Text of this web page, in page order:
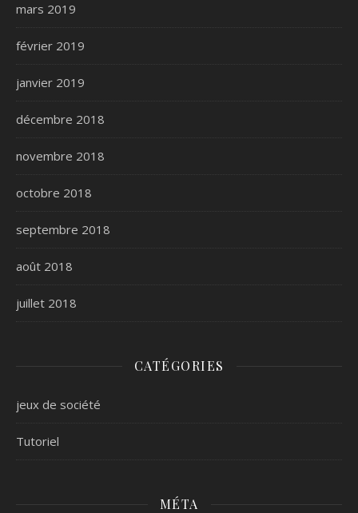
mars 2019
février 2019
janvier 2019
décembre 2018
novembre 2018
octobre 2018
septembre 2018
août 2018
juillet 2018
CATÉGORIES
jeux de société
Tutoriel
MÉTA